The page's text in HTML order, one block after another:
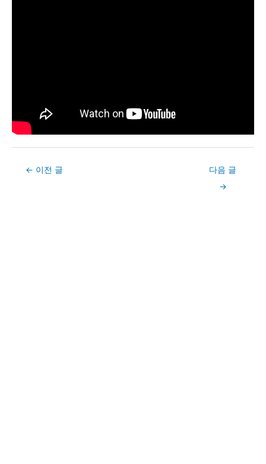
Post← 이전 글
다음 글
→